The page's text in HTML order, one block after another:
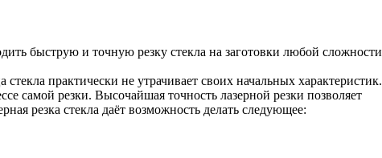
быструю и точную резку стекла на заготовки любой сложности
практически не утрачивает своих начальных характеристик.
самой резки. Высочайшая точность лазерной резки позволяет
резка стекла даёт возможность делать следующее: